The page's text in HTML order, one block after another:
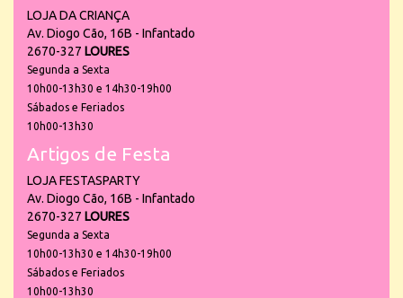
LOJA DA CRIANÇA
Av. Diogo Cão, 16B - Infantado
2670-327 LOURES
Segunda a Sexta
10h00-13h30 e 14h30-19h00
Sábados e Feriados
10h00-13h30
Artigos de Festa
LOJA FESTASPARTY
Av. Diogo Cão, 16B - Infantado
2670-327 LOURES
Segunda a Sexta
10h00-13h30 e 14h30-19h00
Sábados e Feriados
10h00-13h30